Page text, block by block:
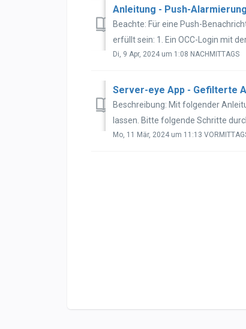
Anleitung - Push-
Beachte: Für eine Push-
erfüllt sein: 1. Ein OCC-Login mit
Di, 9 Apr, 2024 um 1:08 NACHMITTAGS
Server-eye App - Gefilterte
Beschreibung: Mit folgender
lassen. Bitte folgende Schritte
Mo, 11 Mär, 2024 um 11:13